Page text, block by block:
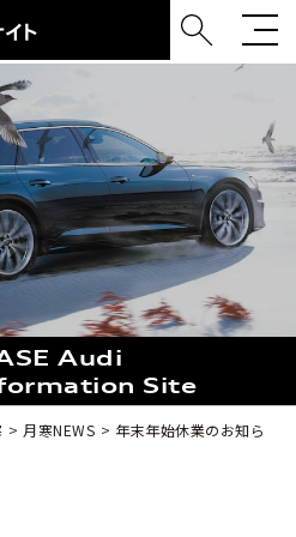
Audi
Site
月寒NEWS
年末年始休業のお知ら